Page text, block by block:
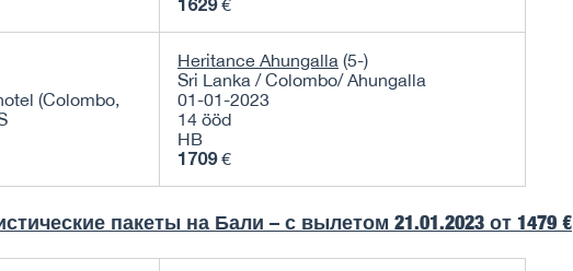
1629€
Heritance Ahungalla (5-)
Sri Lanka / Colombo/ Ahungalla
01-01-2023
14 ööd
HB
1709€
пакеты на Бали – с вылетом 21.01.2023 от 1479 €